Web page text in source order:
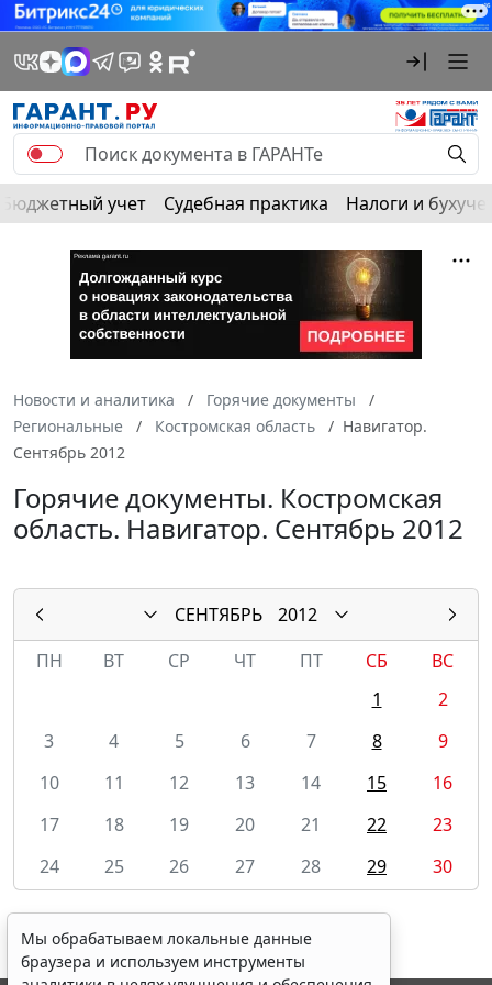
Бюджетный учет Судебная практика Налоги и
Новости и аналитика
Горячие документы
Региональные
Костромская область
Навигатор.
Сентябрь 2012
Горячие документы. Костромская
область. Навигатор. Сентябрь 2012
СЕНТЯБРЬ
2012
ПН
ВТ СР ЧТ ПТ СБ
ВС
1
2
3
4 5 6 7 8
9
10
11 12 13 14 15
16
17
18 19 20 21 22
23
24
25 26 27 28 29 30
Мы обрабатываем локальные данные
браузера и используем инструменты